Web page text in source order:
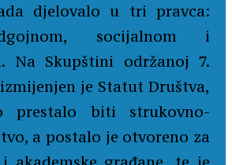
djelovalo u tri pravca:
socijalnom i
Na Skupštini održanoj 7.
je Statut Društva,
prestalo biti strukovno-
a postalo je otvoreno za